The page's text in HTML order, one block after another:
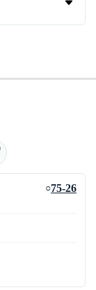
○75-26